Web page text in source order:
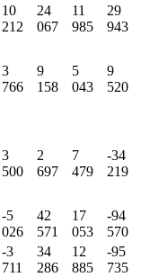
10
212
24
067
11
985
29
943
3
766
9
158
5
043
9
520
3
500
2
697
7
479
-34
219
-5
026
42
571
17
053
-94
570
-3
711
34
286
12
885
-95
735